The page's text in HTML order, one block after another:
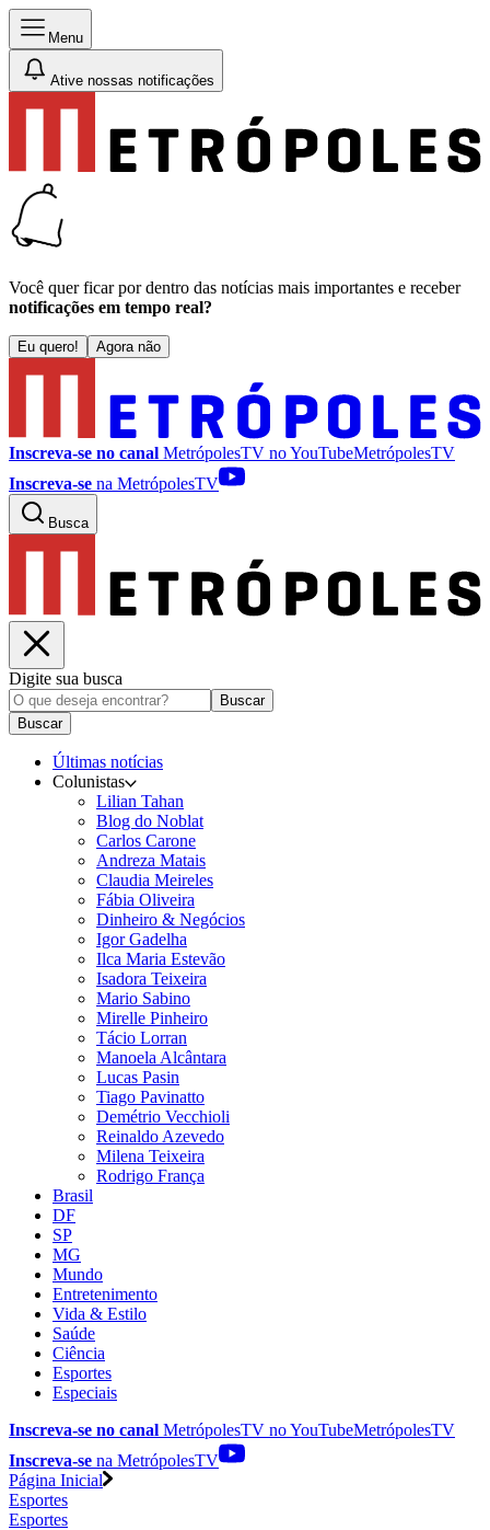
Menu
Ative nossas notificações
Você quer ficar por dentro das notícias mais importantes e receber
notificações em tempo real?
Eu quero! Agora não
Inscreva-se no canal MetrópolesTV noYouTubeMetrópolesTV
Inscreva-se na MetrópolesTV
Busca
Digite sua busca
Buscar
Buscar
Últimas notícias
Colunistas
Lilian Tahan
Blog do Noblat
Carlos Carone
Andreza Matais
Claudia Meireles
Fábia Oliveira
Dinheiro & Negócios
Igor Gadelha
Ilca Maria Estevão
Isadora Teixeira
Mario Sabino
Mirelle Pinheiro
Tácio Lorran
Manoela Alcântara
Lucas Pasin
Tiago Pavinatto
Demétrio Vecchioli
Reinaldo Azevedo
Milena Teixeira
Rodrigo França
Brasil
DF
SP
MG
Mundo
Entretenimento
Vida & Estilo
Saúde
Ciência
Esportes
Especiais
Inscreva-se no canal MetrópolesTV noYouTubeMetrópolesTV
Inscreva-se na MetrópolesTV
Página Inicial
Esportes
Esportes